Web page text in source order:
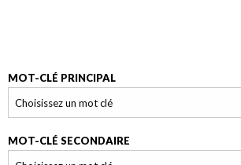
MOT-CLÉ PRINCIPAL
MOT-CLÉ SECONDAIRE